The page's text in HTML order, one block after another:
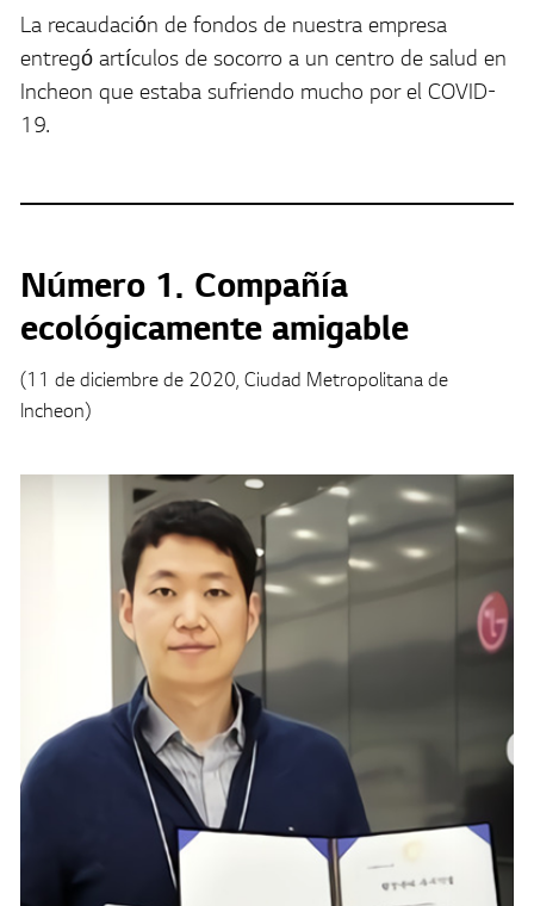
La recaudación de fondos de nuestra empresa
entregó artículos de socorro a un centro de salud en
Incheon que estaba sufriendo mucho por el COVID-
19.
Número 1. Compañía
ecológicamente amigable
(11 de diciembre de 2020, Ciudad Metropolitana de
Incheon)